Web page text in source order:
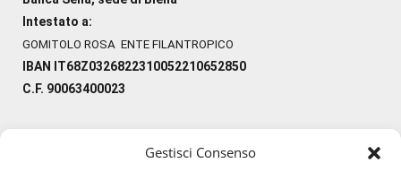
Gestisci Consenso
Intestato a:
GOMITOLO ROSA ENTE FILANTROPICO
IBAN IT68Z0326822310052210652850
C.F. 90063400023